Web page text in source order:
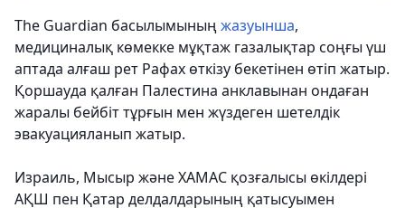
The Guardian басылымының жазуынша,
медициналық көмекке мұқтаж газалықтар соңғы үш
аптада алғаш рет Рафах өткізу бекетінен өтіп жатыр.
Қоршауда қалған Палестина анклавынан ондаған
жаралы бейбіт тұрғын мен жүздеген шетелдік
эвакуацияланып жатыр.
Израиль, Мысыр және ХАМАС қозғалысы өкілдері
АҚШ пен Қатар делдалдарының қатысуымен